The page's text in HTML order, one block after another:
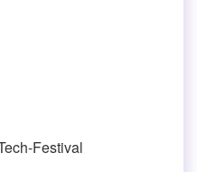
Festival